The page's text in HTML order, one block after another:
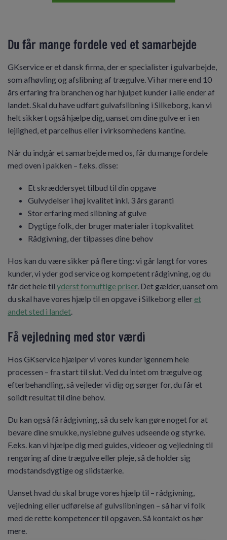
Du får mange fordele ved et samarbejde
GKservice er et dansk firma, der er specialister i gulvarbejde,
som afhøvling og afslibning af trægulve. Vi har mere end 10
års erfaring fra branchen og har hjulpet kunder i alle ender af
landet. Skal du have udført gulvafslibning i Silkeborg, kan vi
helt sikkert også hjælpe dig, uanset om dine gulve er i en
lejlighed, et parcelhus eller i virksomhedens kantine.
Når du indgår et samarbejde med os, får du mange fordele
med oven i pakken – f.eks. disse:
Et skræddersyet tilbud til din opgave
Gulvydelser i høj kvalitet inkl. 3 års garanti
Stor erfaring med slibning af gulve
Dygtige folk, der bruger materialer i topkvalitet
Rådgivning, der tilpasses dine behov
Hos kan du være sikker på flere ting: vi går langt for vores
kunder, vi yder god service og kompetent rådgivning, og du
får det hele til yderst fornuftige priser. Det gælder, uanset om
du skal have vores hjælp til en opgave i Silkeborg eller et
andet sted i landet.
Få vejledning med stor værdi
Hos GKservice hjælper vi vores kunder igennem hele
processen – fra start til slut. Ved du intet om trægulve og
efterbehandling, så vejleder vi dig og sørger for, du får et
solidt resultat til dine behov.
Du kan også få rådgivning, så du selv kan gøre noget for at
bevare dine smukke, nyslebne gulves udseende og styrke.
F.eks. kan vi hjælpe dig med guides, videoer og vejledning til
rengøring af dine trægulve eller pleje, så de holder sig
modstandsdygtige og slidstærke.
Uanset hvad du skal bruge vores hjælp til – rådgivning,
vejledning eller udførelse af gulvslibningen – så har vi folk
med de rette kompetencer til opgaven. Så kontakt os hør
mere.